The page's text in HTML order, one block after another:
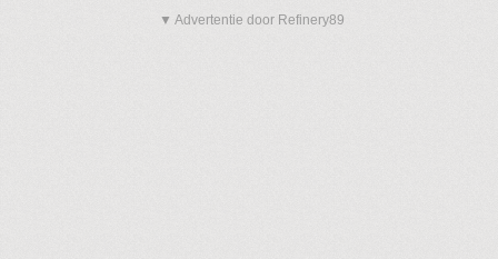
▼ Advertentie door Refinery89